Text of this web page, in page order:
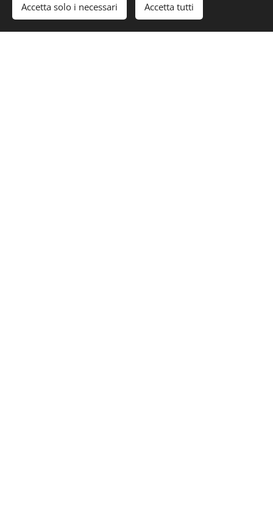
Accetta solo i necessari Accetta tutti